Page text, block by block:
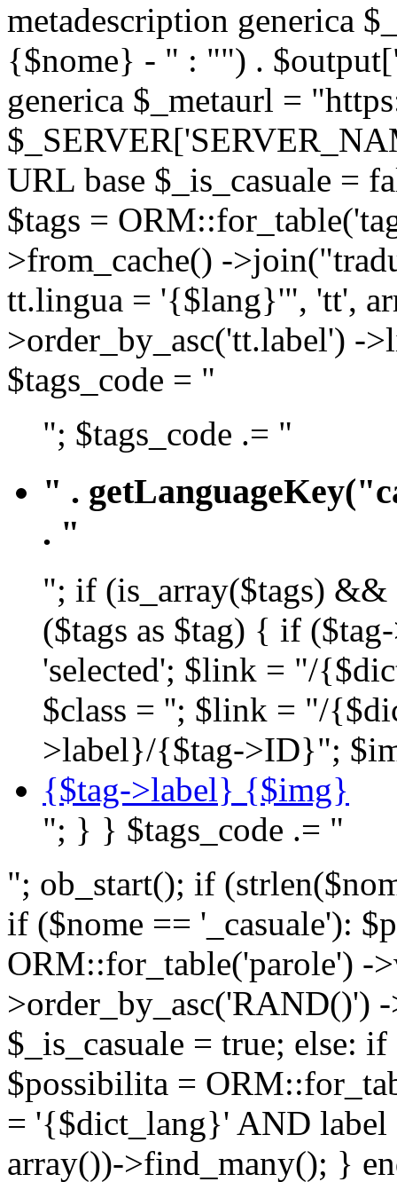
metadescription generica
{$nome} - " : "") .
generica $_metaurl =
URL base $_is_casuale =
$tags =
>from_cache() -
tt.lingua = '{$lang}'", 'tt',
>order_by_asc('tt.label') -
$tags_code = "
"; $tags_code .= "
" .
. "
"; if (is_array($tags) &&
($tags as $tag) { if
'selected'; $link = "/
$class = ''; $link = "/
>label}/{$tag->ID}";
{$tag->label} {$img}
"; } } $tags_code .= "
"; ob_start(); if
if ($nome == '_casuale'):
ORM::for_table('parole') -
>order_by_asc('RAND()')
$_is_casuale = true; else:
$possibilita =
= '{$dict_lang}' AND
array())->find_many(); }